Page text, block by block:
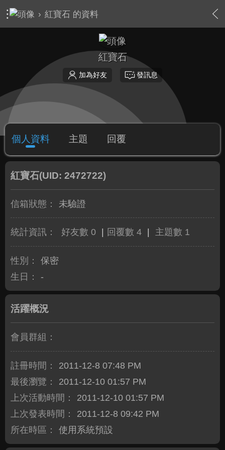
› 紅寶石 的資料
紅寶石
加為好友 發訊息
個人資料 主題 回覆
紅寶石(UID: 2472722)
信箱狀態： 未驗證
統計資訊： 好友數 0 回覆數 4 主題數 1
性別：
保密
生日：
-
活躍概況
會員群組：
註冊時間：
2011-12-8 07:48 PM
最後瀏覽：
2011-12-10 01:57 PM
上次活動時間：
2011-12-10 01:57 PM
上次發表時間：
2011-12-8 09:42 PM
所在時區：
使用系統預設